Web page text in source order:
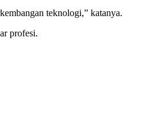
teknologi,” katanya.
profesi.